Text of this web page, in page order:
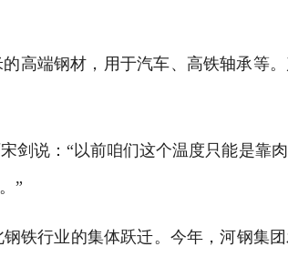
端钢材，用于汽车、高铁轴承等。
说：“以前咱们这个温度只能是靠肉
”
行业的集体跃迁。今年，河钢集团